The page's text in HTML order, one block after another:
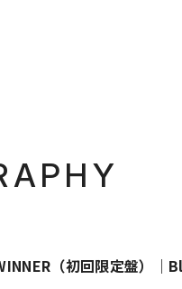
（初回限定盤）｜